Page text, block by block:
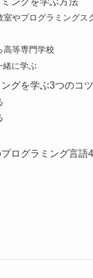
室やプログラミングス
高等専門学校
緒に学ぶ
グを学ぶ3つのコツ
ログラミング言語